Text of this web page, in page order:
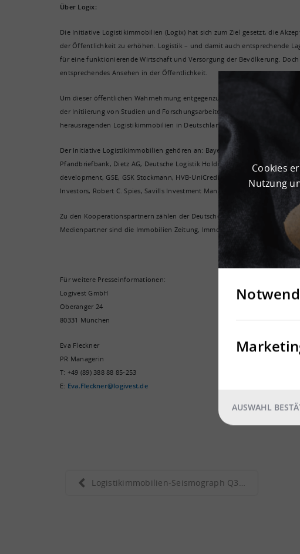
Über Logix:
Die Initiative Logistikimmobilien (Logix) hat sich zum Ziel gesetzt, die
der Öffentlichkeit zu erhöhen. Logistik – und damit auch entsprechende
für eine funktionierende Wirtschaft und Versorgung der Bevölkerung.
entsprechendes Ansehen in der Öffentlichkeit.
Um dieser öffentlichen Wahrnehmung entgegenzuwirken engagiert sich
der Initiierung von Studien und Forschungsarbeiten. Zudem vergibt die
herausragenden Logistikimmobilien in Deutschland. Der Award wird
Der Initiative Logistikimmobilien gehören an: Bayern LB, Bremer Bau,
Pfandbriefbank, Dietz AG, Deutsche Logistik Holding, Expo Real, Fiege,
development, GSE, GSK Stockmann, HVB-UniCredit, Immogate, Immolox,
Investors, Robert C. Spies, Savills Investment Management, Segro, TH Real
Zu den Kooperationspartnern zählen der Deutsche Städte- und
Medienpartner sind die Immobilien Zeitung, Immobilien Manager, die DVZ
Für weitere Presseinformationen:
Logivest GmbH
Oberanger 24
80331 München
Eva Fleckner
PR Managerin
T: +49 (89) 388 88 85-253
E: Eva.Fleckner@logivest.de
Logistikimmobilien-Seismograph Q3 2018: Neubauentw...
Cookies
Nutzung
AUSWAHL